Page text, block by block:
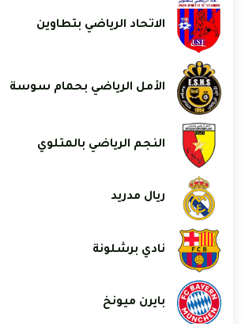
الاتحاد الرياضي بتطاوين
الأمل الرياضي بحمام سوسة
النجم الرياضي بالمتلوي
ريال مدريد
نادي برشلونة
بايرن ميونخ